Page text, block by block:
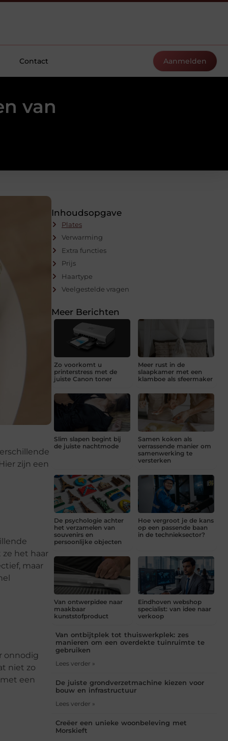
Contact Aanmelden
van
zijn een
het haar
maar
onnodig
niet zo
een
Inhoudsopgave
Plates
Verwarming
Extra functies
Prijs
Haartype
Veelgestelde vragen
Meer Berichten
Zo voorkomt u
printerstress met de
juiste Canon toner
Meer rust in de
slaapkamer met een
klamboe als sfeermaker
Slim slapen begint bij
de juiste nachtmode
Samen koken als
verrassende manier om
samenwerking te
versterken
De psychologie achter
het verzamelen van
souvenirs en
persoonlijke objecten
Hoe vergroot je de kans
op een passende baan
in de technieksector?
Van ontwerpidee naar
maakbaar
kunststofproduct
Eindhoven webshop
specialist: van idee naar
verkoop
Van ontbijtplek tot thuiswerkplek: zes
manieren om een overdekte tuinruimte te
gebruiken
Lees verder »
De juiste grondverzetmachine kiezen voor
bouw en infrastructuur
Lees verder »
Creëer een unieke woonbeleving met
Morskieft